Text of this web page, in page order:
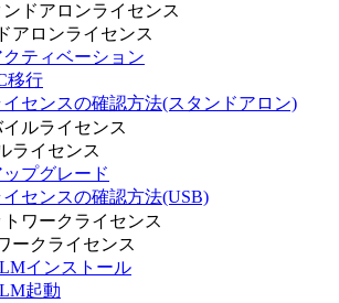
ンドアロンライセンス
アロンライセンス
クティベーション
移行
イセンスの確認方法(スタンドアロン)
イルライセンス
ライセンス
ップグレード
イセンスの確認方法(USB)
トワークライセンス
ークライセンス
インストール
起動